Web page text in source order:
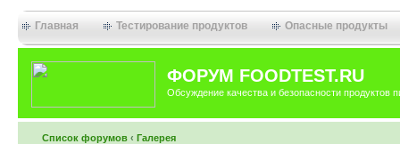
Главная Тестирование продуктов Опасные продукты
ФОРУМ FOODTEST.RU
Обсуждение качества и безопасности продуктов
Список форумов ‹ Галерея